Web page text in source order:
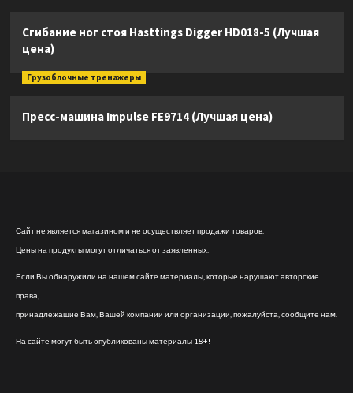
Сгибание ног стоя Hasttings Digger HD018-5 (Лучшая
цена)
Грузоблочные тренажеры
Пресс-машина Impulse FE9714 (Лучшая цена)
Сайт не является магазином и не осуществляет продажи товаров.
Цены на продукты могут отличаться от заявленных.
Если Вы обнаружили на нашем сайте материалы, которые нарушают авторские
права,
принадлежащие Вам, Вашей компании или организации, пожалуйста, сообщите нам.
На сайте могут быть опубликованы материалы 18+!